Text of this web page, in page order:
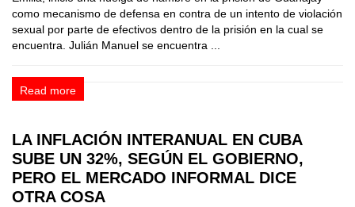
como mecanismo de defensa en contra de un intento de violación
sexual por parte de efectivos dentro de la prisión en la cual se
encuentra. Julián Manuel se encuentra ...
Read more
LA INFLACIÓN INTERANUAL EN CUBA
SUBE UN 32%, SEGÚN EL GOBIERNO,
PERO EL MERCADO INFORMAL DICE
OTRA COSA